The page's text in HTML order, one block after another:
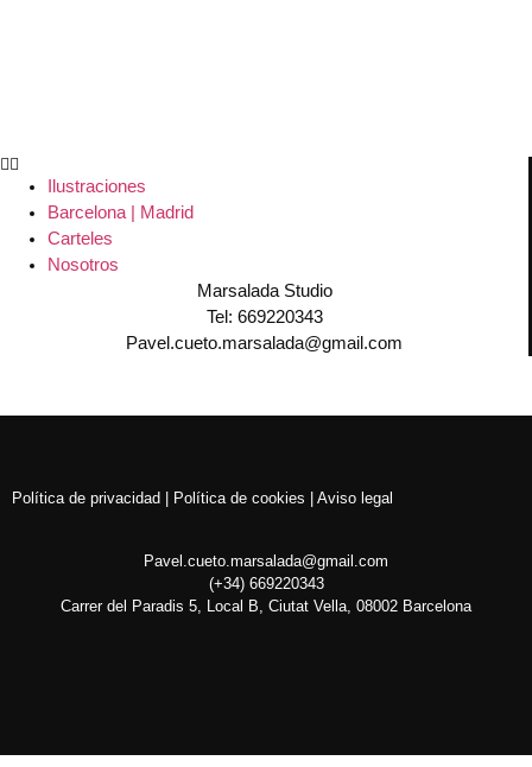
Ilustraciones
Barcelona | Madrid
Carteles
Nosotros
Marsalada Studio
Tel: 669220343
Pavel.cueto.marsalada@gmail.com
Política de privacidad | Política de cookies | Aviso legal
Pavel.cueto.marsalada@gmail.com
(+34) 669220343
Carrer del Paradis 5, Local B, Ciutat Vella, 08002 Barcelona